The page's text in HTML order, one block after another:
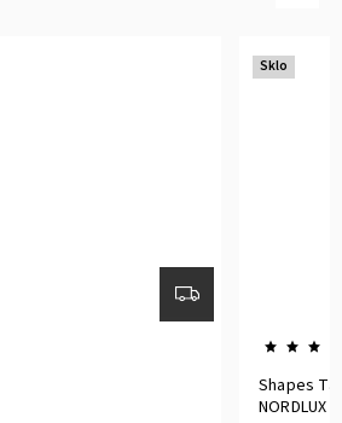
Sklo
Shapes
NORDLUX